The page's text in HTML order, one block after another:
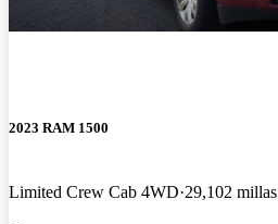
2023 RAM 1500
Limited Crew Cab 4WD 29,102 millas